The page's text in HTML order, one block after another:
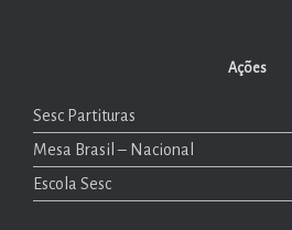
Ações
Sesc Partituras
Mesa Brasil – Nacional
Escola Sesc